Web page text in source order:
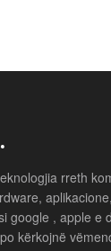
rreth
google , apple e
kërkojnë